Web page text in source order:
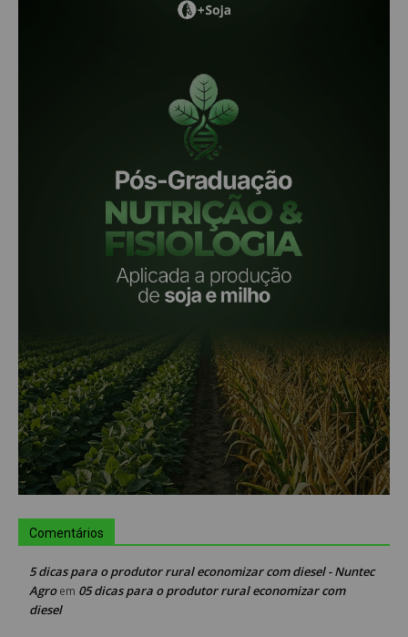
Comentários
5 dicas para o produtor rural economizar com diesel - Nuntec
Agroem 05 dicas para o produtor rural economizar com
diesel